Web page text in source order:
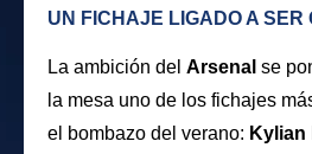
UN FICHAJE LIGADO A SER
La ambición del Arsenal se
la mesa uno de los fichajes
el bombazo del verano: Kylian